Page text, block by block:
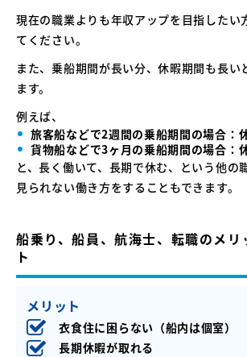
現在の職業よりも年収アップを目指したい
てください。
また、乗船期間が長い分、休暇期間も長い
ます。
例えば、
旅客船などで2週間の乗船期間の場合：
貨物船などで3ヶ月の乗船期間の場合：
と、長く働いて、長期で休む、という他の
見られない働き方をすることもできます。
船乗り、船員、航海士、転職のメリ
ト
メリット
衣食住に困らない（船内は個室）
長期休暇が取れる